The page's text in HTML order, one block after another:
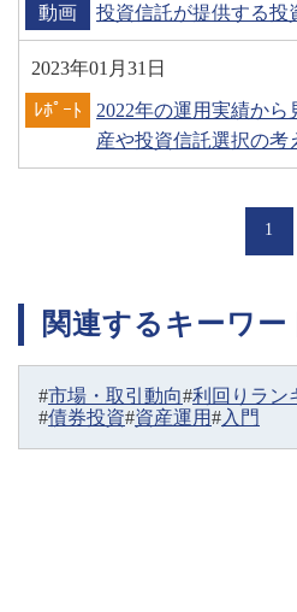
動画 投資信託が提供する投
ﾚﾎﾟｰﾄ
2022年の運用実績から
産や投資信託選択の考
2023年01月31日
1
関連するキーワー
市場・取引動向 利回りラン
債券投資 資産運用 入門